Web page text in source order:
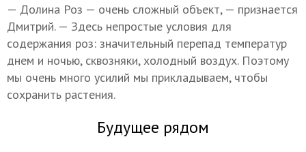
— Долина Роз — очень сложный объект, — признается
Дмитрий. — Здесь непростые условия для
содержания роз: значительный перепад температур
днем и ночью, сквозняки, холодный воздух. Поэтому
мы очень много усилий мы прикладываем, чтобы
сохранить растения.
Будущее рядом